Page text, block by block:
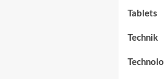
Tablets
Technik